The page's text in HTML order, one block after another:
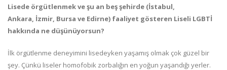
Lisede örgütlenmek ve şu an beş şehirde (İstabul,
Ankara, İzmir, Bursa ve Edirne) faaliyet gösteren Liseli LGBTİ
hakkında ne düşünüyorsun?
İlk örgütlenme deneyimini lisedeyken yaşamış olmak çok güzel bir
şey. Çünkü liseler homofobik zorbalığın en yoğun yaşandığı yerler.